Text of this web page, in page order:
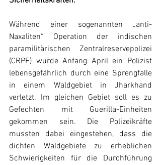
Während einer sogenannten „anti-
Naxaliten“ Operation der indischen
paramilitärischen Zentralreservepolizei
(CRPF) wurde Anfang April ein Polizist
lebensgefährlich durch eine Sprengfalle
in einem Waldgebiet in Jharkhand
verletzt. Im gleichen Gebiet soll es zu
Gefechten mit Guerilla-Einheiten
gekommen sein. Die Polizeikräfte
mussten dabei eingestehen, dass die
dichten Waldgebiete zu erheblichen
Schwierigkeiten für die Durchführung